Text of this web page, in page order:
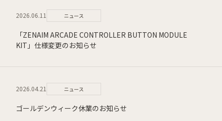
2026.06.11 ニュース
「ZENAIM ARCADE CONTROLLER BUTTON MODULE
KIT」仕様変更のお知らせ
2026.04.21 ニュース
ゴールデンウィーク休業のお知らせ